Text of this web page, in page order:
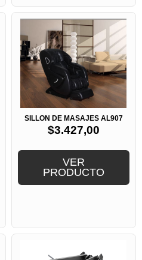
SILLON DE MASAJES AL907
$3.427,00
VER
PRODUCTO